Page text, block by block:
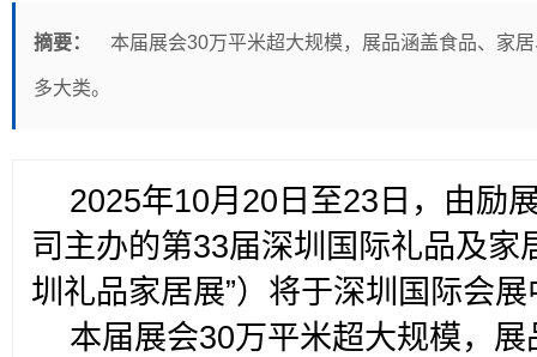
摘要： 本届展会30万平米超大规模，展品涵盖食品、家
多大类。
2025年10月20日至23日，由励
司主办的第33届深圳国际礼品及家
圳礼品家居展”）将于深圳国际会
本届展会30万平米超大规模，